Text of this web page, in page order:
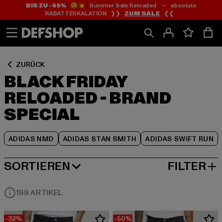
Zum
Inhalt
springen
Zum
Fußzeile
springen
BIS ZU -65%😲💥 Summer Sale Reloaded — absolute
RABATTESKALATION ❯❯ ZUM SALE ❮❮
ZURÜCK
BLACK FRIDAY
RELOADED - BRAND
SPECIAL
ADIDAS NMD ADIDAS STAN SMITH ADIDAS SWIFT RUN
Zum
Produktraster
springen
SORTIEREN
BELIEBTESTE FILTER
199 ARTIKEL
-32% -50%